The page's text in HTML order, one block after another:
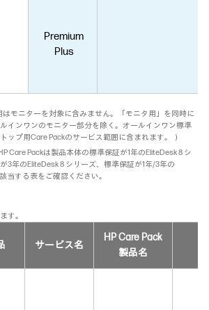
Premium
Plus
モニターを対象に含みません。「モニタ用」を同時に
インワンのモニター部分を除く。オールインワン標準
ップ用Care Packのサービス範囲に含まれます。）
Care Packは製品本体の標準保証が1年のEliteDesk 8 シ
3年のEliteDesk 8 シリーズ、標準保証が1年/3年の
当する表をご確認ください。
す。
サービス名
HP Care Pack
製品名